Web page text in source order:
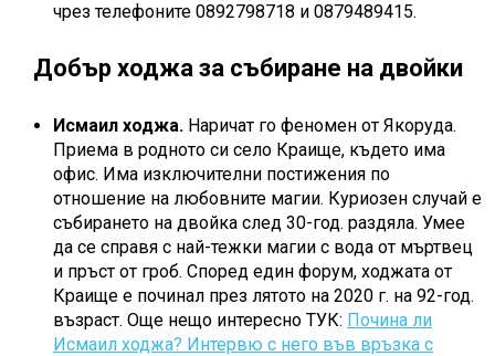
чрез телефоните 0892798718 и 0879489415.
Добър ходжа за събиране на двойки
Исмаил ходжа. Наричат го феномен от Якоруда.
Приема в родното си село Краище, където има
офис. Има изключителни постижения по
отношение на любовните магии. Куриозен случай е
събирането на двойка след 30-год. раздяла. Умее
да се справя с най-тежки магии с вода от мъртвец
и пръст от гроб. Според един форум, ходжата от
Краище е починал през лятото на 2020 г. на 92-год.
възраст. Още нещо интересно ТУК: Почина ли
Исмаил ходжа? Интервю с него във връзка с